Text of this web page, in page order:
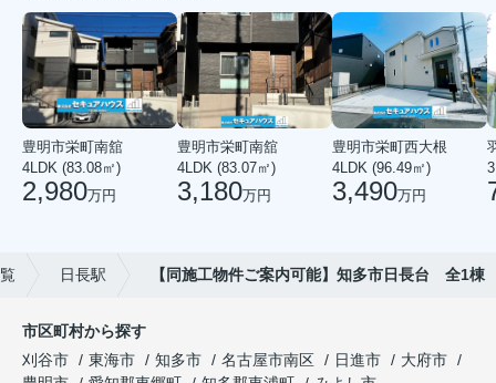
豊明市栄町南舘
4LDK (83.08㎡)
2,980万円
豊明市栄町南舘
4LDK (83.07㎡)
3,180万円
豊明市栄町西大根
4LDK (96.49㎡)
3,490万円
日長駅 【同施工物件ご案内可能】知多市日長台 全1棟
市区町村から探す
刈谷市
東海市 知多市 名古屋市南区 日進市
大府市